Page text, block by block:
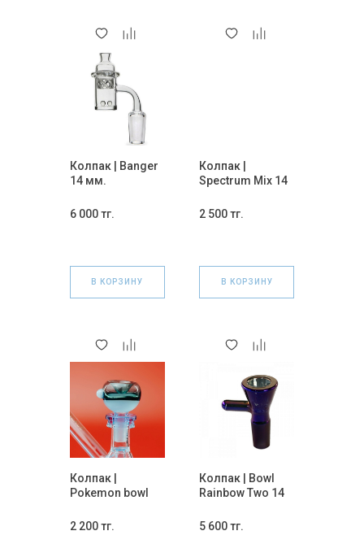
Колпак | Banger
14 мм.
6 000 тг.
В КОРЗИНУ
Колпак |
Spectrum Mix 14
2 500 тг.
В КОРЗИНУ
Колпак |
Pokemon bowl
2 200 тг.
Колпак | Bowl
Rainbow Two 14
5 600 тг.